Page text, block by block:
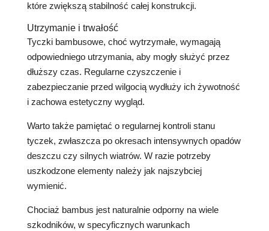
które zwiększą stabilność całej konstrukcji.
Utrzymanie i trwałość
Tyczki bambusowe, choć wytrzymałe, wymagają
odpowiedniego utrzymania, aby mogły służyć przez
dłuższy czas. Regularne czyszczenie i
zabezpieczanie przed wilgocią wydłuży ich żywotność
i zachowa estetyczny wygląd.
Warto także pamiętać o regularnej kontroli stanu
tyczek, zwłaszcza po okresach intensywnych opadów
deszczu czy silnych wiatrów. W razie potrzeby
uszkodzone elementy należy jak najszybciej
wymienić.
Chociaż bambus jest naturalnie odporny na wiele
szkodników, w specyficznych warunkach